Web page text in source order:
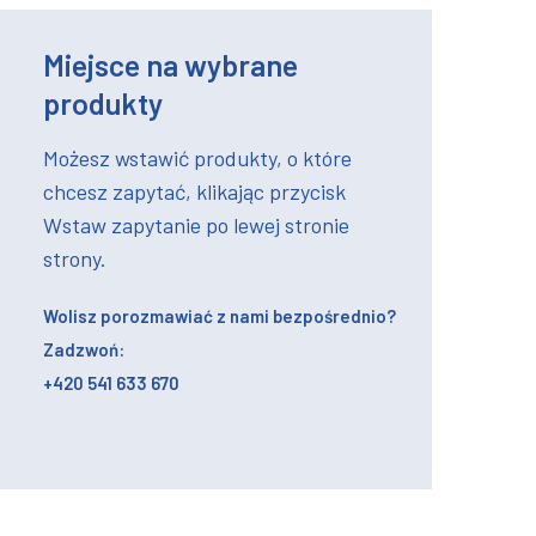
Miejsce na wybrane
produkty
Możesz wstawić produkty, o które
chcesz zapytać, klikając przycisk
Wstaw zapytanie po lewej stronie
strony.
Wolisz porozmawiać z nami bezpośrednio?
Zadzwoń:
+420 541 633 670